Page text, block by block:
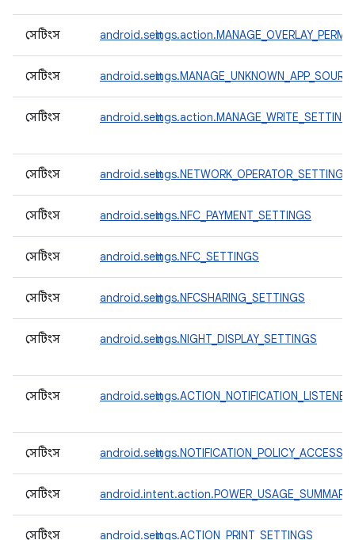
সেটিংস
সেটিংস
সেটিংস
সেটিংস android.settings.NETWORK_OPERATOR_SETTINGS
সেটিংস android.settings.NFC_PAYMENT_SETTINGS
সেটিংস android.settings.NFC_SETTINGS
সেটিংস android.settings.NFCSHARING_SETTINGS
সেটিংস android.settings.NIGHT_DISPLAY_SETTINGS
সেটিংস
সেটিংস
সেটিংস android.intent.action.POWER_USAGE_SUMMARY
সেটিংস android.settings.ACTION_PRINT_SETTINGS